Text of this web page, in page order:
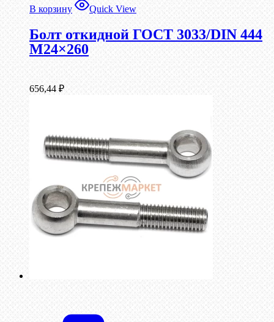
В корзину Quick View
Болт откидной ГОСТ 3033/DIN 444
М24×260
656,44 ₽